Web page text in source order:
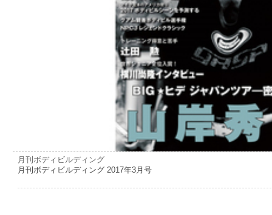
月刊ボディビルディング
月刊ボディビルディング 2017年3月号